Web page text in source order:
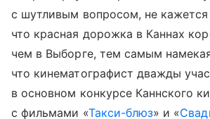
с шутливым вопросом, не
что красная дорожка в Каннах
чем в Выборге, тем самым
что кинематографист дважды
в основном конкурсе Каннского
с фильмами «Такси-блюз» и «